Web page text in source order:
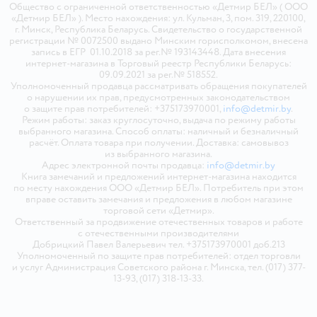
Общество с ограниченной ответственностью «Детмир БЕЛ» ( ООО
«Детмир БЕЛ» ). Место нахождения: ул. Кульман, 3, пом. 319, 220100,
г. Минск, Республика Беларусь. Свидетельство о государственной
регистрации № 0072500 выдано Минским горисполкомом, внесена
запись в ЕГР 01.10.2018 за рег.№ 193143448. Дата внесения
интернет-магазина в Торговый реестр Республики Беларусь:
09.09.2021 за рег.№ 518552.
Уполномоченный продавца рассматривать обращения покупателей
о нарушении их прав, предусмотренных законодательством
о защите прав потребителей: +375173970001, info@detmir.by.
Режим работы: заказ круглосуточно, выдача по режиму работы
выбранного магазина. Способ оплаты: наличный и безналичный
расчёт. Оплата товара при получении. Доставка: самовывоз
из выбранного магазина.
Адрес электронной почты продавца: info@detmir.by
Книга замечаний и предложений интернет-магазина находится
по месту нахождения ООО «Детмир БЕЛ». Потребитель при этом
вправе оставить замечания и предложения в любом магазине
торговой сети «Детмир».
Ответственный за продвижение отечественных товаров и работе
с отечественными производителями
Добрицкий Павел Валерьевич тел. +375173970001 доб.213
Уполномоченный по защите прав потребителей: отдел торговли
и услуг Администрация Советского района г. Минска, тел. (017) 377-
13-93, (017) 318-13-33.